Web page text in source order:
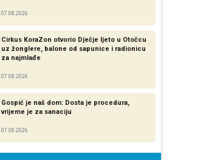
07.08.2026
Cirkus KoraZon otvorio Dječje ljeto u Otočcu
uz žonglere, balone od sapunice i radionicu
za najmlađe
07.08.2026
Gospić je naš dom: Dosta je procedura,
vrijeme je za sanaciju
07.08.2026